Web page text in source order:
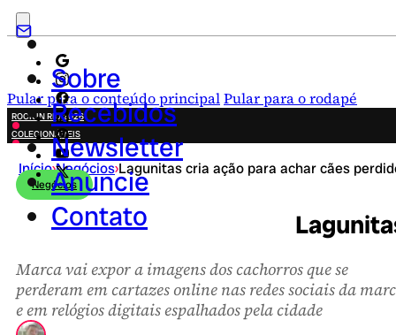
Pular para o conteúdo principalPular para o rodapé
Sobre
Recebidos
Newsletter
Anuncie
Contato
ROCK IN RIO 2026
COLECIONÁVEIS
FESTA JUNINA
NOVIDADES
CAMPANHAS CRIATIVAS
Início›Negócios›Lagunitas cria ação para achar cães
Negócios
Marca vai expor a imagens dos cachorros que se
perderam em cartazes online nas redes sociais da
e em relógios digitais espalhados pela cidade